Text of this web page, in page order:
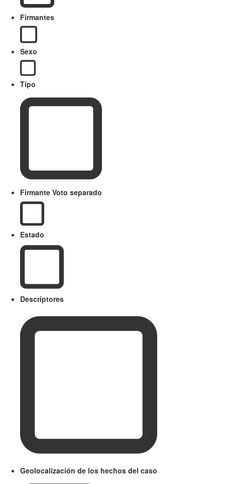
Firmantes
Sexo
Tipo
Firmante Voto separado
Estado
Descriptores
Geolocalización de los hechos del caso